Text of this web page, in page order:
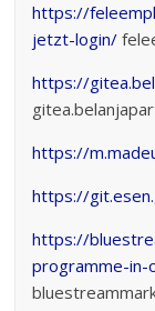
https://
jetzt-login/
https://
https://
https://
https://
programme-in-